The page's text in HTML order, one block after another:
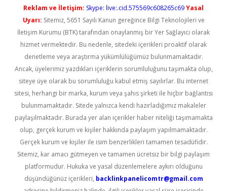
Reklam ve İletişim: Skype: live:.cid.575569c608265c69Yasal
Uyarı: Sitemiz, 5651 Sayılı Kanun gereğince Bilgi Teknolojileri ve
İletişim Kurumu (BTK) tarafından onaylanmış bir Yer Sağlayıcı olarak
hizmet vermektedir. Bu nedenle, sitedeki içerikleri proaktif olarak
denetleme veya araştırma yükümlülüğümüz bulunmamaktadır.
Ancak, üyelerimiz yazdıkları içeriklerin sorumluluğunu taşımakta olup,
siteye üye olarak bu sorumluluğu kabul etmiş sayılırlar. Bu internet
sitesi, herhangi bir marka, kurum veya şahıs şirketi ile hiçbir bağlantısı
bulunmamaktadır. Sitede yalnızca kendi hazırladığımız makaleler
paylaşılmaktadır. Burada yer alan içerikler haber niteliği taşımamakta
olup, gerçek kurum ve kişiler hakkında paylaşım yapılmamaktadır.
Gerçek kurum ve kişiler ile isim benzerlikleri tamamen tesadüfidir.
Sitemiz, kar amacı gütmeyen ve tamamen ücretsiz bir bilgi paylaşım
platformudur. Hukuka ve yasal düzenlemelere aykırı olduğunu
düşündüğünüz içerikleri, backlinkpanelicomtr@gmail.com